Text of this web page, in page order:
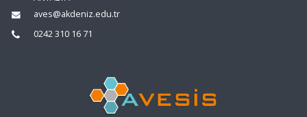
aves@akdeniz.edu.tr
0242 310 16 71